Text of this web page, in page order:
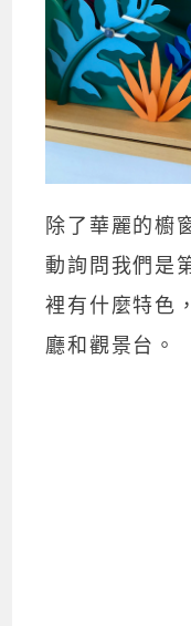
除了華麗的櫥
動詢問我們是
裡有什麼特色
廳和觀景台。